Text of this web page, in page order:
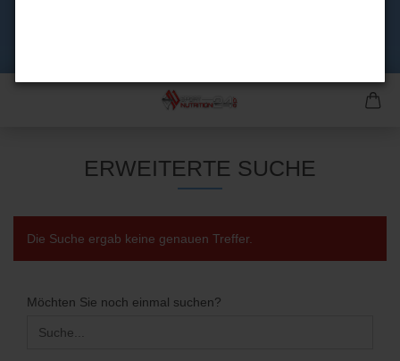
ERWEITERTE SUCHE
Die Suche ergab keine genauen Treffer.
MÖCHTEN
NOCH
Möchten Sie noch einmal suchen?